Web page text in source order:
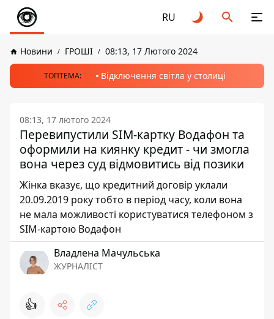
RU
Новини ГРОШІ 08:13, 17 Лютого 2024
ТОПТЕМА: Відключення світла у столиці
08:13, 17 лютого 2024
Перевипустили SIM-картку Водафон та
оформили на киянку кредит - чи змогла
вона через суд відмовитись від позики
Жінка вказує, що кредитний договір уклали
20.09.2019 року тобто в період часу, коли вона
не мала можливості користуватися телефоном з
SIM-картою Водафон
Владлена Мачульська
ЖУРНАЛІСТ
👍